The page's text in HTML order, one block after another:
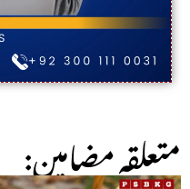
:متعلقہ مضامین